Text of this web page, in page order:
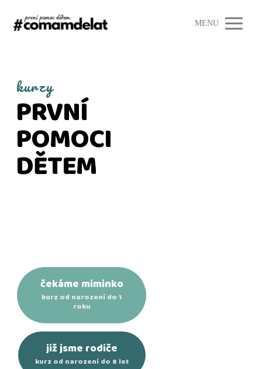
MENU
kurzy
PRVNÍ
POMOCI
DĚTEM
čekáme miminko
kurz od narození do 1
roku
již jsme rodiče
kurz od narození do 8 let